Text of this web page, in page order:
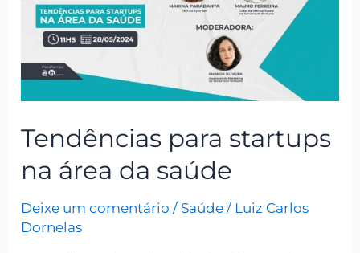
Tendências para startups
na área da saúde
Deixe um comentário / Saúde / Luiz Carlos
Dornelas
área
saúde